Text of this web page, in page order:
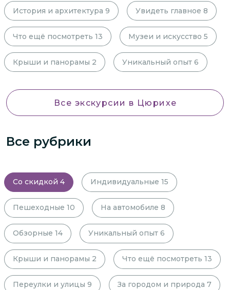
История и архитектура 9 Увидеть главное 8
Что ещё посмотреть 13 Музеи и искусство 5
Крыши и панорамы 2 Уникальный опыт 6
Все экскурсии в Цюрихе
Все рубрики
Со скидкой 4 Индивидуальные 15
Пешеходные 10 На автомобиле 8
Обзорные 14 Уникальный опыт 6
Крыши и панорамы 2 Что ещё посмотреть 13
Переулки и улицы 9 За городом и природа 7